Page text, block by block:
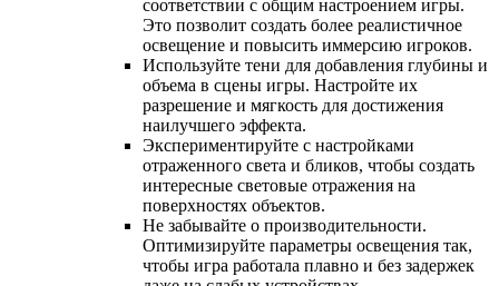
соответствии с общим настроением игры.
Это позволит создать более реалистичное
освещение и повысить иммерсию игроков.
Используйте тени для добавления глубины и
объема в сцены игры. Настройте их
разрешение и мягкость для достижения
наилучшего эффекта.
Экспериментируйте с настройками
отраженного света и бликов, чтобы создать
интересные световые отражения на
поверхностях объектов.
Не забывайте о производительности.
Оптимизируйте параметры освещения так,
чтобы игра работала плавно и без задержек